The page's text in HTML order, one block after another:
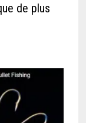
de plus